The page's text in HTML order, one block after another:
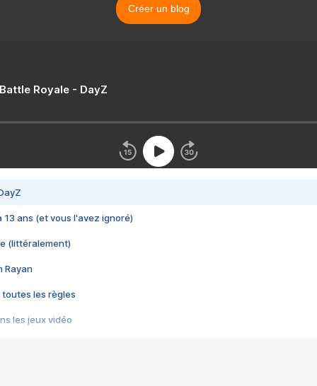
Créer un blog
Royale - DayZ
13 ans (et vous l'avez ignoré)
(littéralement)
Rayan
toutes les règles
les jeux vidéo